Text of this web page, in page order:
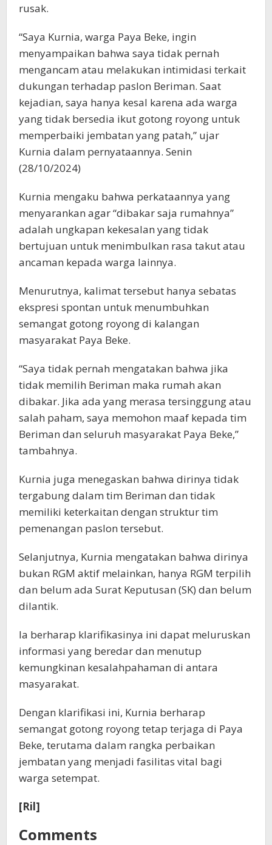
rusak.
“Saya Kurnia, warga Paya Beke, ingin
menyampaikan bahwa saya tidak pernah
mengancam atau melakukan intimidasi terkait
dukungan terhadap paslon Beriman. Saat
kejadian, saya hanya kesal karena ada warga
yang tidak bersedia ikut gotong royong untuk
memperbaiki jembatan yang patah,” ujar
Kurnia dalam pernyataannya. Senin
(28/10/2024)
Kurnia mengaku bahwa perkataannya yang
menyarankan agar “dibakar saja rumahnya”
adalah ungkapan kekesalan yang tidak
bertujuan untuk menimbulkan rasa takut atau
ancaman kepada warga lainnya.
Menurutnya, kalimat tersebut hanya sebatas
ekspresi spontan untuk menumbuhkan
semangat gotong royong di kalangan
masyarakat Paya Beke.
“Saya tidak pernah mengatakan bahwa jika
tidak memilih Beriman maka rumah akan
dibakar. Jika ada yang merasa tersinggung atau
salah paham, saya memohon maaf kepada tim
Beriman dan seluruh masyarakat Paya Beke,”
tambahnya.
Kurnia juga menegaskan bahwa dirinya tidak
tergabung dalam tim Beriman dan tidak
memiliki keterkaitan dengan struktur tim
pemenangan paslon tersebut.
Selanjutnya, Kurnia mengatakan bahwa dirinya
bukan RGM aktif melainkan, hanya RGM terpilih
dan belum ada Surat Keputusan (SK) dan belum
dilantik.
Ia berharap klarifikasinya ini dapat meluruskan
informasi yang beredar dan menutup
kemungkinan kesalahpahaman di antara
masyarakat.
Dengan klarifikasi ini, Kurnia berharap
semangat gotong royong tetap terjaga di Paya
Beke, terutama dalam rangka perbaikan
jembatan yang menjadi fasilitas vital bagi
warga setempat.
[Ril]
Comments